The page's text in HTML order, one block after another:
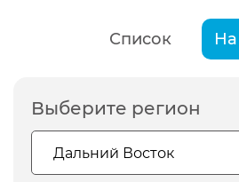
Список На
Выберите регион